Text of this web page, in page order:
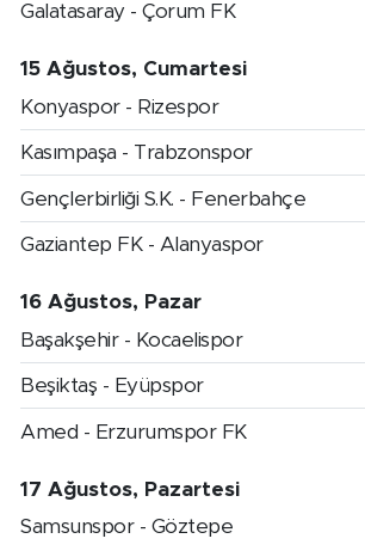
Galatasaray - Çorum FK
15 Ağustos, Cumartesi
Konyaspor - Rizespor
Kasımpaşa - Trabzonspor
Gençlerbirliği S.K. - Fenerbahçe
Gaziantep FK - Alanyaspor
16 Ağustos, Pazar
Başakşehir - Kocaelispor
Beşiktaş - Eyüpspor
Amed - Erzurumspor FK
17 Ağustos, Pazartesi
Samsunspor - Göztepe